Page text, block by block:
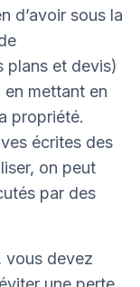
d’avoir sous la
plans et devis)
mettant en
propriété.
écrites des
on peut
par des
vous devez